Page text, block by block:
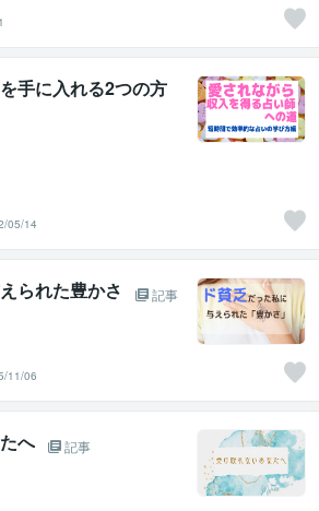
手に入れる2つの方
05/14
られた豊かさ
記事
11/06
へ
記事